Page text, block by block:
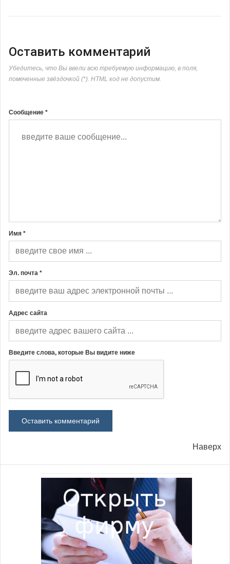
Оставить комментарий
Убедитесь, что Вы ввели всю требуемую информацию, в поля,
помеченные звёздочкой (*). HTML код не допустим.
Сообщение *
Имя *
Эл. почта *
Адрес сайта
Введите слова, которые Вы видите ниже
Наверх